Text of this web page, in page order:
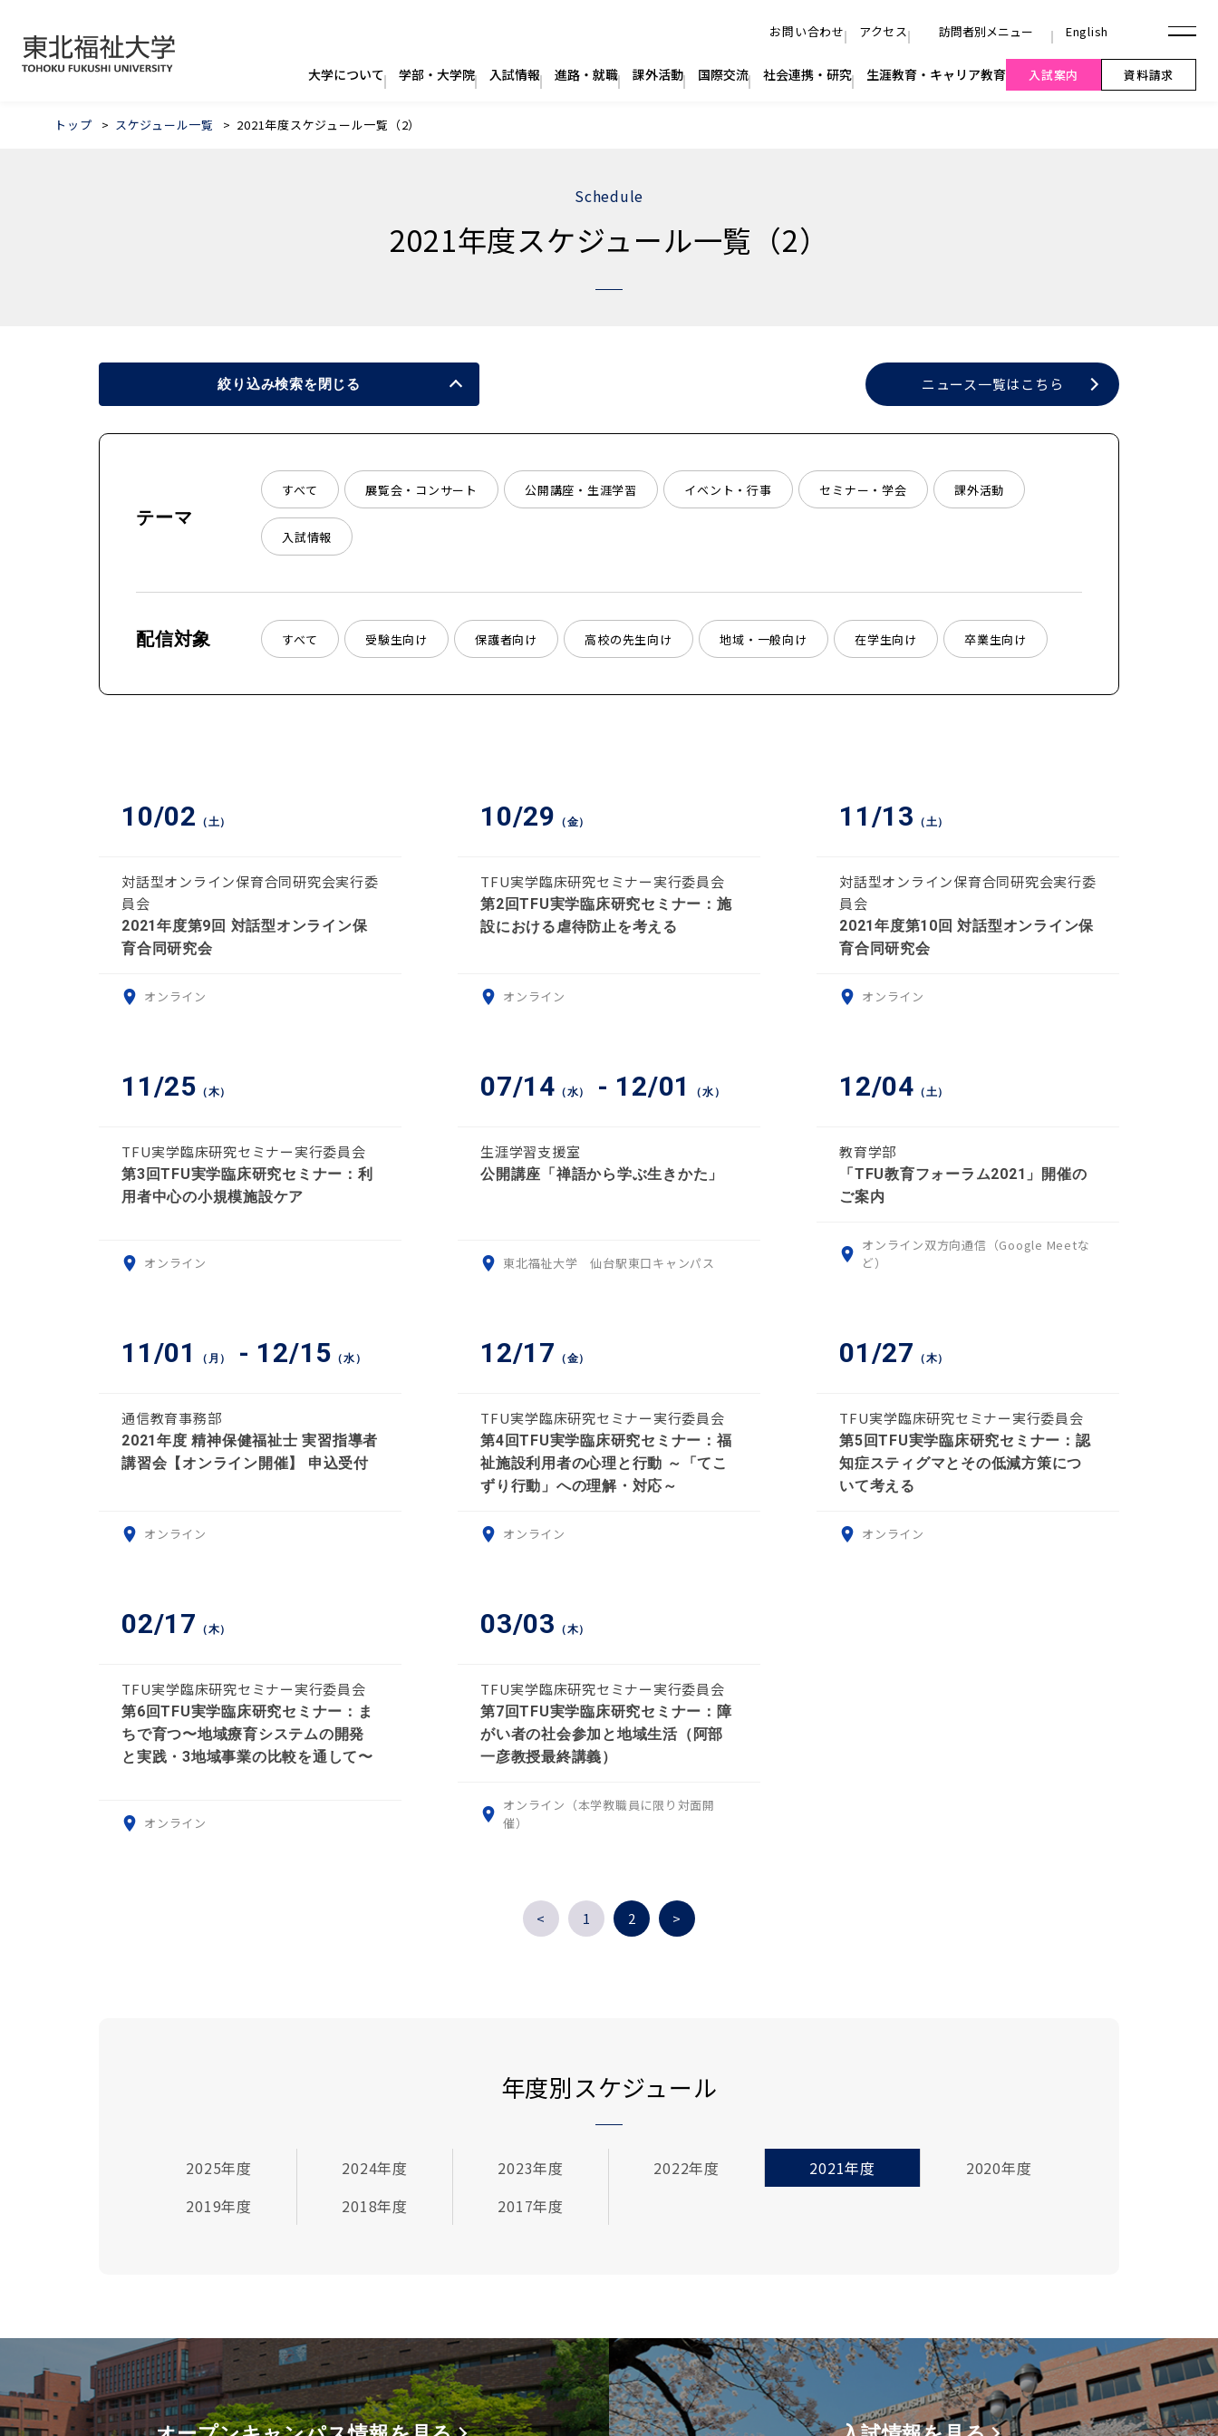
トップ スケジュール一覧 2021年度スケジュール一覧（2）
Schedule
2021年度スケジュール一覧（2）
絞り込み検索を閉じる
テーマ
すべて 展覧会・コンサート 公開講座・生涯学習 イベント・行事 セミナー・学会 課外活動
入試情報
配信対象 すべて 受験生向け 保護者向け 高校の先生向け 地域・一般向け 在学生向け 卒業生向け
ニュース一覧はこちら
10/02 （土）
対話型オンライン保育合同研究会実行委
員会
2021年度第9回 対話型オンライン保
育合同研究会
オンライン
10/29 （金）
TFU実学臨床研究セミナー実行委員会
第2回TFU実学臨床研究セミナー：施
設における虐待防止を考える
オンライン
11/13 （土）
対話型オンライン保育合同研究会実行委
員会
2021年度第10回 対話型オンライン保
育合同研究会
オンライン
11/25 （木）
TFU実学臨床研究セミナー実行委員会
第3回TFU実学臨床研究セミナー：利
用者中心の小規模施設ケア
オンライン
07/14 （水） - 12/01 （水）
生涯学習支援室
公開講座「禅語から学ぶ生きかた」
東北福祉大学 仙台駅東口キャンパス
12/04 （土）
教育学部
「TFU教育フォーラム2021」開催の
ご案内
オンライン双方向通信（Google Meetな
ど）
11/01 （月） - 12/15 （水）
通信教育事務部
2021年度 精神保健福祉士 実習指導者
講習会【オンライン開催】 申込受付
オンライン
12/17 （金）
TFU実学臨床研究セミナー実行委員会
第4回TFU実学臨床研究セミナー：福
祉施設利用者の心理と行動 ～「てこ
ずり行動」への理解・対応～
オンライン
01/27 （木）
TFU実学臨床研究セミナー実行委員会
第5回TFU実学臨床研究セミナー：認
知症スティグマとその低減方策につ
いて考える
オンライン
02/17 （木）
TFU実学臨床研究セミナー実行委員会
第6回TFU実学臨床研究セミナー：ま
ちで育つ〜地域療育システムの開発
と実践・3地域事業の比較を通して〜
オンライン
03/03 （木）
TFU実学臨床研究セミナー実行委員会
第7回TFU実学臨床研究セミナー：障
がい者の社会参加と地域生活（阿部
一彦教授最終講義）
オンライン（本学教職員に限り対面開
催）
< 1 2 >
年度別スケジュール
2025年度 2024年度 2023年度 2022年度 2021年度
2020年度
2019年度
2018年度 2017年度